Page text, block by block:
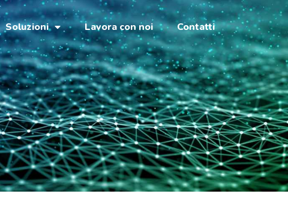
Soluzioni Lavora con noi Contatti